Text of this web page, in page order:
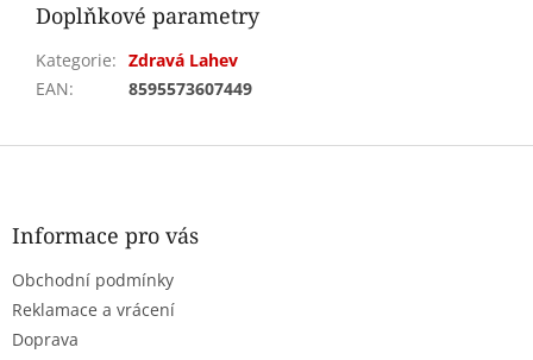
Doplňkové parametry
Kategorie: Zdravá Lahev
EAN: 8595573607449
Z
Informace pro vás
Obchodní podmínky
Reklamace a vrácení
Doprava